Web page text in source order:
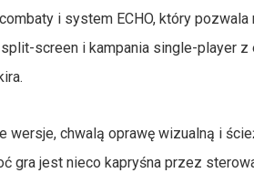
i system ECHO, który pozwala
screen i kampania single-player z
wersje, chwalą oprawę wizualną i
gra jest nieco kapryśna przez